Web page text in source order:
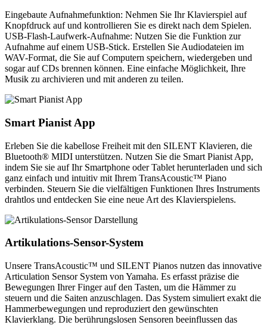
Eingebaute Aufnahmefunktion: Nehmen Sie Ihr Klavierspiel auf
Knopfdruck auf und kontrollieren Sie es direkt nach dem Spielen.
USB-Flash-Laufwerk-Aufnahme: Nutzen Sie die Funktion zur
Aufnahme auf einem USB-Stick. Erstellen Sie Audiodateien im
WAV-Format, die Sie auf Computern speichern, wiedergeben und
sogar auf CDs brennen können. Eine einfache Möglichkeit, Ihre
Musik zu archivieren und mit anderen zu teilen.
Smart Pianist App
Erleben Sie die kabellose Freiheit mit den SILENT Klavieren, die
Bluetooth® MIDI unterstützen. Nutzen Sie die Smart Pianist App,
indem Sie sie auf Ihr Smartphone oder Tablet herunterladen und sich
ganz einfach und intuitiv mit Ihrem TransAcoustic™ Piano
verbinden. Steuern Sie die vielfältigen Funktionen Ihres Instruments
drahtlos und entdecken Sie eine neue Art des Klavierspielens.
Artikulations-Sensor-System
Unsere TransAcoustic™ und SILENT Pianos nutzen das innovative
Articulation Sensor System von Yamaha. Es erfasst präzise die
Bewegungen Ihrer Finger auf den Tasten, um die Hämmer zu
steuern und die Saiten anzuschlagen. Das System simuliert exakt die
Hammerbewegungen und reproduziert den gewünschten
Klavierklang. Die berührungslosen Sensoren beeinflussen das